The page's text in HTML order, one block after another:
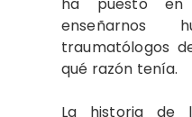
ha puesto
enseñarnos
traumatólogos
qué razón tenía.
La historia de